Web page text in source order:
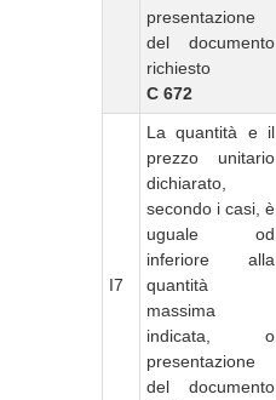
presentazione
del documento
richiesto
C 672
I7
La quantità e il
prezzo unitario
dichiarato,
secondo i casi, è
uguale od
inferiore alla
quantità
massima
indicata, o
presentazione
del documento